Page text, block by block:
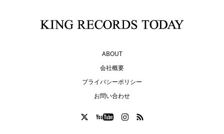
ABOUT
会社概要
プライバシーポリシー
お問い合わせ